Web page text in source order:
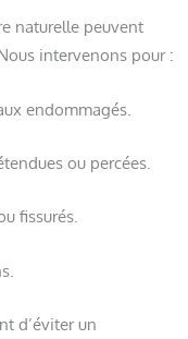
naturelle peuvent
intervenons pour :
endommagés.
ou percées.
fissurés.
d’éviter un